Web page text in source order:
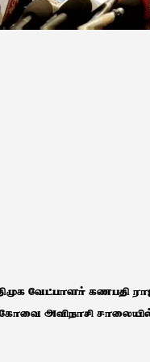
வேட்பாளர் கணபதி
அவிநாசி சாலையில்